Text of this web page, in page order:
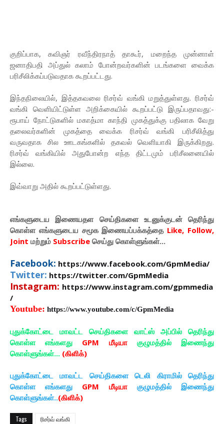
குறிப்பாக, கவிஞர் ரவீந்திரநாத் தாகூர், மறைந்த முன்னாள்
ஜனாதிபதி அப்துல் கலாம் போன்றவர்களின் படங்களை வைக்க
பரிசீலிக்கப்படுவதாக கூறப்பட்டது.
இந்தநிலையில், இத்தகவலை ரிசர்வ் வங்கி மறுத்துள்ளது. ரிசர்வ்
வங்கி வெளியிட்டுள்ள அறிக்கையில் கூறப்பட்டு இருப்பதாவது:-
ரூபாய் நோட்டுகளில் மகாத்மா காந்தி முகத்துக்கு பதிலாக வேறு
தலைவர்களின் முகத்தை வைக்க ரிசர்வ் வங்கி பரிசீலித்து
வருவதாக சில ஊடகங்களில் தகவல் வெளியாகி இருக்கிறது.
ரிசர்வ் வங்கியில் அதுபோன்ற எந்த திட்டமும் பரிசீலனையில்
இல்லை.
இவ்வாறு அதில் கூறப்பட்டுள்ளது.
எங்களுடைய இணையதள செய்திகளை உடனுக்குடன் தெரிந்து
கொள்ள எங்களுடைய சமூக இணையப்பக்கத்தை Like, Follow,
Joint மற்றும் Subscribe செய்து கொள்ளுங்கள்...
Facebook: https://www.facebook.com/GpmMedia/
Twitter: https://twitter.com/GpmMedia
Instagram: https://www.instagram.com/gpmmedia
/
Youtube: https://www.youtube.com/c/GpmMedia
புதுக்கோட்டை மாவட்ட செய்திகளை வாட்ஸ் அப்பில் தெரிந்து
கொள்ள எங்களது GPM மீடியாகுழுமத்தில் இணைந்து
கொள்ளுங்கள்... (கிளிக்)
புதுக்கோட்டை மாவட்ட செய்திகளை டெலி கிராமில் தெரிந்து
கொள்ள எங்களது GPM மீடியாகுழுமத்தில் இணைந்து
கொள்ளுங்கள்..(கிளிக்)
Tags ரிசர்வ் வங்கி